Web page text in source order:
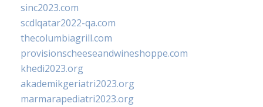
sinc2023.com
scdlqatar2022-qa.com
thecolumbiagrill.com
provisionscheeseandwineshoppe.com
khedi2023.org
akademikgeriatri2023.org
marmarapediatri2023.org